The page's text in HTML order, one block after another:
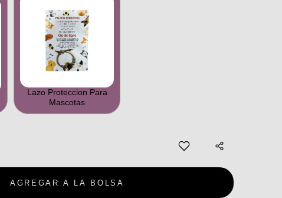
Lazo Proteccion Para
Mascotas
AGREGAR A LA BOLSA